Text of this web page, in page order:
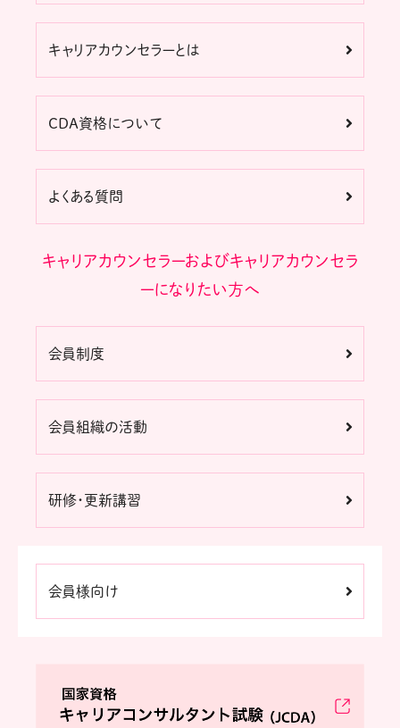
キャリアカウンセラーとは
CDA資格について
よくある質問
キャリアカウンセラーおよびキャリアカウンセラ
ーになりたい方へ
会員制度
会員組織の活動
研修・更新講習
会員様向け